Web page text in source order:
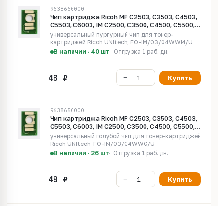
9638660000
Чип картриджа Ricoh MP C2503, C3503, C4503,
C5503, C6003, IM C2500, C3500, C4500, C5500,
C6000 Universal пурпурный UNItech(Apex)
универсальный пурпурный чип для тонер-
картриджей Ricoh UNItech; FO-IM/03/04WWM/U
В наличии · 40 шт
Отгрузка 1 раб. дн.
Купить
9638650000
Чип картриджа Ricoh MP C2503, C3503, C4503,
C5503, C6003, IM C2500, C3500, C4500, C5500,
C6000 Universal голубой UNItech(Apex)
универсальный голубой чип для тонер-картриджей
Ricoh UNItech; FO-IM/03/04WWC/U
В наличии · 26 шт
Отгрузка 1 раб. дн.
Купить